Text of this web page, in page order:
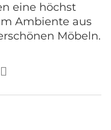
eine höchst
Ambiente aus
Möbeln.